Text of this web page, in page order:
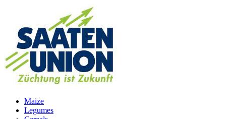
Maize
Legumes